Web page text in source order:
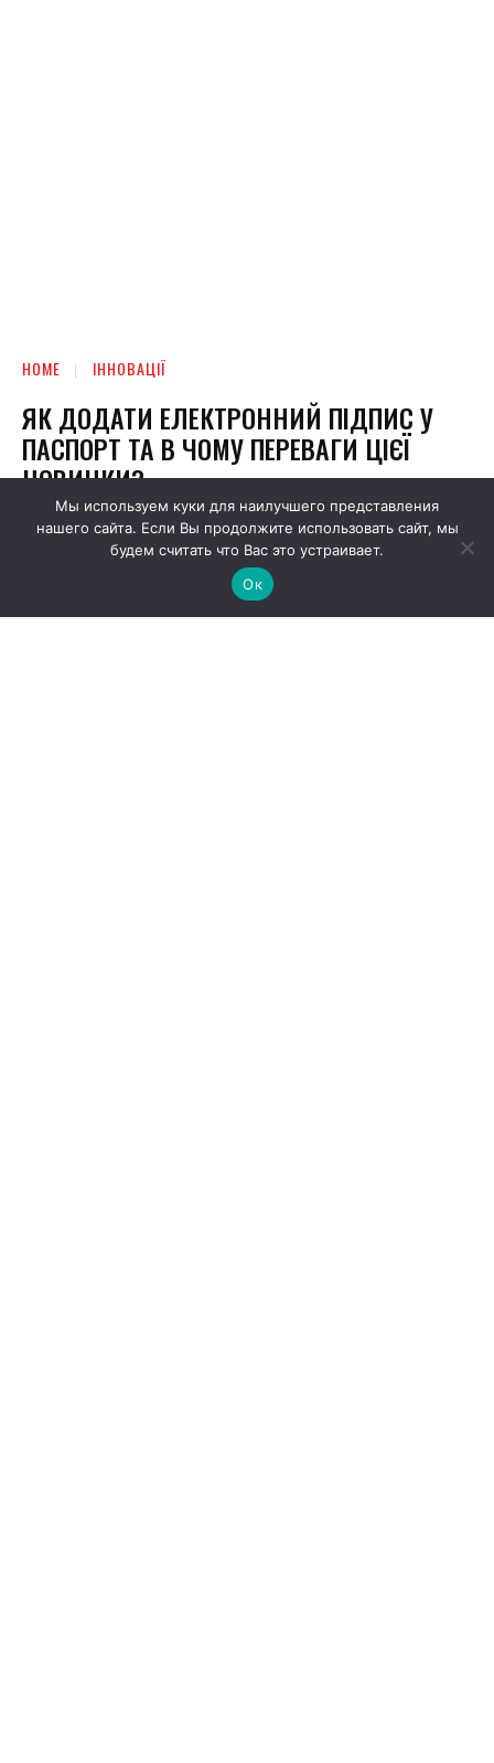
Мы используем куки для наилучшего представления
нашего сайта. Если Вы продолжите использовать сайт, мы
будем считать что Вас это устраивает.
Ок